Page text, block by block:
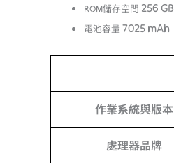
ROM儲存空間 256 GB
電池容量 7025 mAh
作業系統與版本
處理器品牌